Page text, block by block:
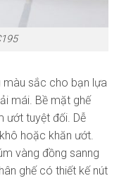
màu sắc cho bạn lựa
mái. Bề mặt ghế
ướt tuyệt đối. Dễ
hoặc khăn ướt.
vàng đồng sanng
ghế có thiết kế nút